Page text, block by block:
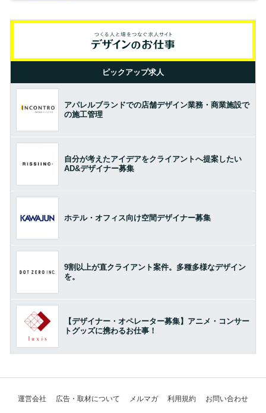
ピックアップ求人
アパレルブランドでの店舗デザイン業務・商業施設で
の施工管理
自分が考えたアイデアをクライアントへ提案したい
AD&デザイナー募集
ホテル・オフィス向け空間デザイナー募集
9割以上が直クライアント案件。多種多様なデザイン
を。
【デザイナー・オペレーター募集】アニメ・コンサー
トグッズに携わるお仕事！
運営会社 広告・取材について メルマガ 利用規約 お問い合わせ